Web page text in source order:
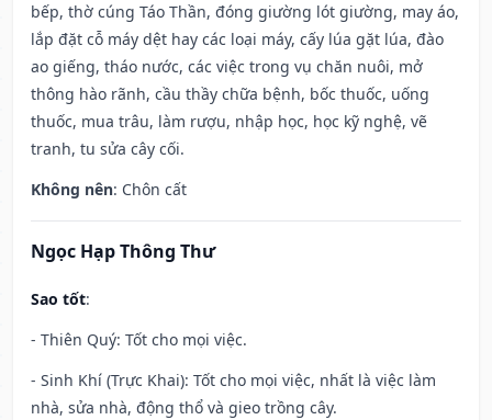
bếp, thờ cúng Táo Thần, đóng giường lót giường, may áo,
lắp đặt cỗ máy dệt hay các loại máy, cấy lúa gặt lúa, đào
ao giếng, tháo nước, các việc trong vụ chăn nuôi, mở
thông hào rãnh, cầu thầy chữa bệnh, bốc thuốc, uống
thuốc, mua trâu, làm rượu, nhập học, học kỹ nghệ, vẽ
tranh, tu sửa cây cối.
Không nên: Chôn cất
Ngọc Hạp Thông Thư
Sao tốt:
- Thiên Quý: Tốt cho mọi việc.
- Sinh Khí (Trực Khai): Tốt cho mọi việc, nhất là việc làm
nhà, sửa nhà, động thổ và gieo trồng cây.